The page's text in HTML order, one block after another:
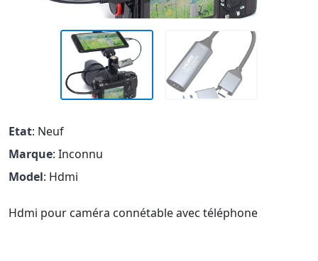
Etat: Neuf
Marque: Inconnu
Model: Hdmi
Hdmi pour caméra connétable avec téléphone